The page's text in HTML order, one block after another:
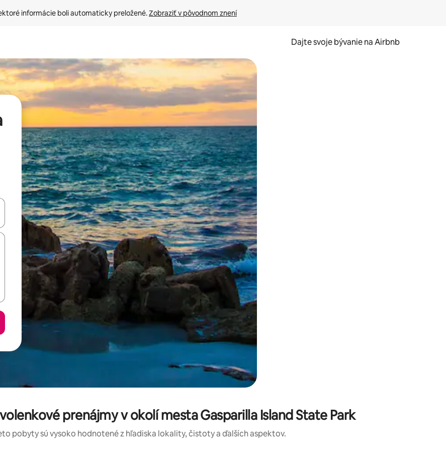
informácie boli automaticky preložené. Zobraziť v pôvodnom znení
Dajte svoje bývanie na Airbnb
pomocou klávesov so šípkami nahor a nadol alebo ich preskúmať pomocou dotykových gest či potiahnutia prstom.
prenájmy v okolí mesta Gasparilla Island State Park
pobyty sú vysoko hodnotené z hľadiska lokality, čistoty a ďalších aspektov.